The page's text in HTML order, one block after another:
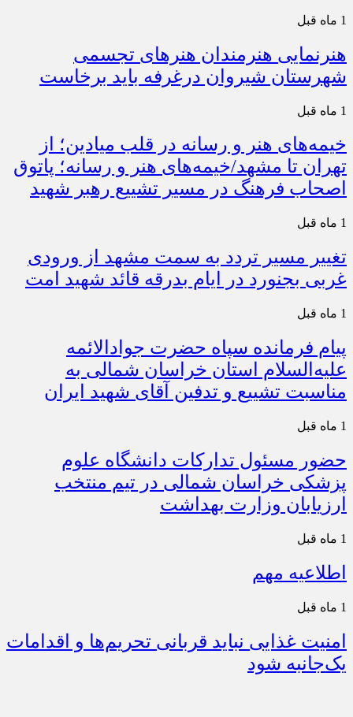
1 ماه قبل
هنرنمایی هنرمندان هنرهای تجسمی
شهرستان شیروان درغرفه باید برخاست
1 ماه قبل
خیمه‌های هنر و رسانه در قلب میادین؛ از
تهران تا مشهد/خیمه‌های هنر و رسانه؛ پاتوق
اصحاب فرهنگ در مسیر تشییع رهبر شهید
1 ماه قبل
تغییر مسیر تردد به سمت مشهد از ورودی
غربی بجنورد در ایام بدرقه قائد شهید امت
1 ماه قبل
پیام فرمانده سپاه حضرت جوادالائمه
علیه‌السلام استان خراسان شمالی به
مناسبت تشییع و تدفین آقای شهید ایران
1 ماه قبل
حضور مسئول تدارکات دانشگاه علوم
پزشکی خراسان شمالی در تیم منتخب
ارزیابان وزارت بهداشت
1 ماه قبل
اطلاعیه مهم
1 ماه قبل
امنیت غذایی نباید قربانی تحریم‌ها و اقدامات
یک‌جانبه شود